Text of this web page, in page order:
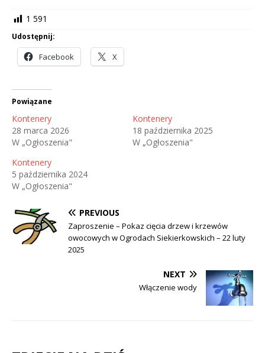
1 591
Udostępnij:
Facebook X
Powiązane
Kontenery
28 marca 2026
W „Ogłoszenia"
Kontenery
18 października 2025
W „Ogłoszenia"
Kontenery
5 października 2024
W „Ogłoszenia"
PREVIOUS
Zaproszenie – Pokaz cięcia drzew i krzewów
owocowych w Ogrodach Siekierkowskich – 22 luty
2025
NEXT
Włączenie wody